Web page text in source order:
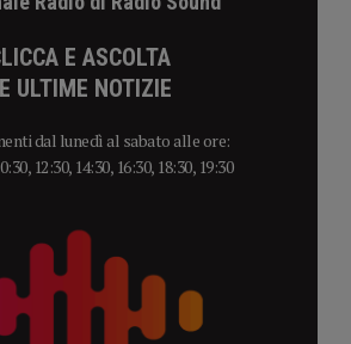
E ASCOLTA
ULTIME NOTIZIE
dal lunedì al sabato alle ore:
12:30, 14:30, 16:30, 18:30, 19:30